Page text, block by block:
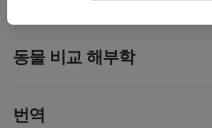
동물 비교 해부학
번역